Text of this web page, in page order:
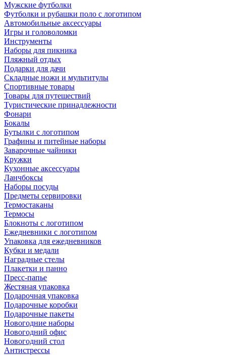
Мужские футболки
Футболки и рубашки поло с логотипом
Автомобильные аксессуары
Игры и головоломки
Инструменты
Наборы для пикника
Пляжный отдых
Подарки для дачи
Складные ножи и мультитулы
Спортивные товары
Товары для путешествий
Туристические принадлежности
Фонари
Бокалы
Бутылки с логотипом
Графины и питейные наборы
Заварочные чайники
Кружки
Кухонные аксессуары
Ланчбоксы
Наборы посуды
Предметы сервировки
Термостаканы
Термосы
Блокноты с логотипом
Ежедневники с логотипом
Упаковка для ежедневников
Кубки и медали
Наградные стелы
Плакетки и панно
Пресс-папье
Жестяная упаковка
Подарочная упаковка
Подарочные коробки
Подарочные пакеты
Новогодние наборы
Новогодний офис
Новогодний стол
Антистрессы